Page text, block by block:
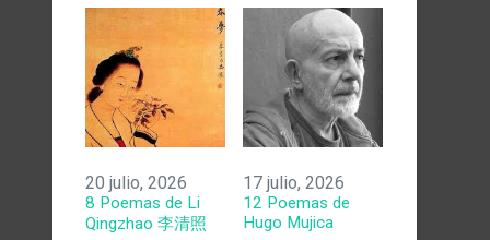
20 julio, 2026
8 Poemas de Li
Qingzhao 李清照
17 julio, 2026
12 Poemas de
Hugo Mujica